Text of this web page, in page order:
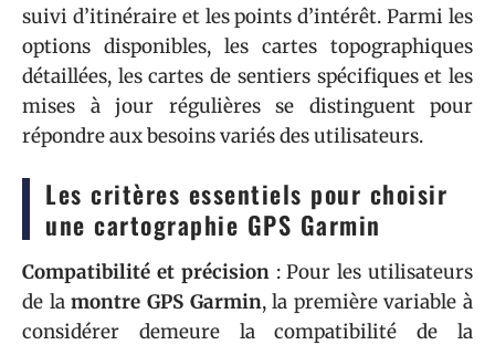
suivi d’itinéraire et les points d’intérêt. Parmi les
options disponibles, les cartes topographiques
détaillées, les cartes de sentiers spécifiques et les
mises à jour régulières se distinguent pour
répondre aux besoins variés des utilisateurs.
Les critères essentiels pour choisir
une cartographie GPS Garmin
Compatibilité et précision: Pour les utilisateurs
de lamontre GPS Garmin, la première variable à
considérer demeure la compatibilité de la